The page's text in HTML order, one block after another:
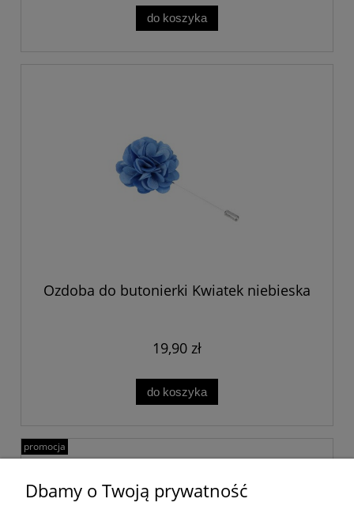
do koszyka
Ozdoba do butonierki Kwiatek niebieska
19,90 zł
do koszyka
promocja
Dbamy o Twoją prywatność